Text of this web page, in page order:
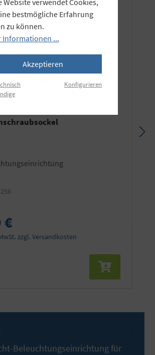
€
zzgl. Versandkosten
Beleuchtungseinrichtung für
Website verwendet Cookies,
bestmögliche Erfahrung
zu können.
Informationen ...
Akzeptieren
Konfigurieren